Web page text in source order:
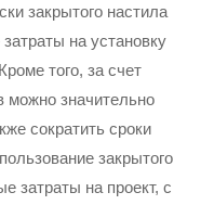
закрытого настила
на установку
того, за счет
значительно
сократить сроки
закрытого
затраты на проект, с